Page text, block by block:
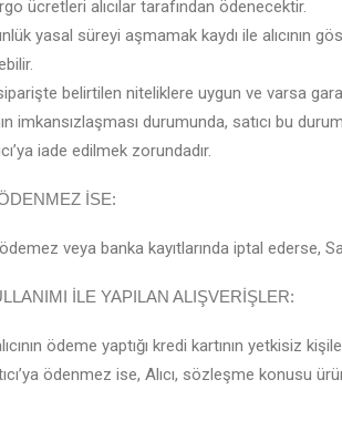
ücretleri alıcılar tarafından ödenecektir.
yasal süreyi aşmamak kaydı ile
belirtilen niteliklere uygun ve varsa
imkansızlaşması durumunda, satıcı bu
iade edilmek zorundadır.
İSE:
ödemez veya banka kayıtlarında iptal ederse,
İLE YAPILAN ALIŞVERİŞLER:
ödeme yaptığı kredi kartının yetkisiz
ödenmez ise, Alıcı, sözleşme konusu